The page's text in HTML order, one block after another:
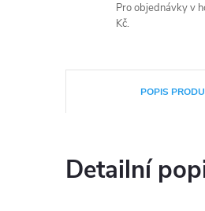
Pro objednávky v
Kč.
POPIS
Detailní